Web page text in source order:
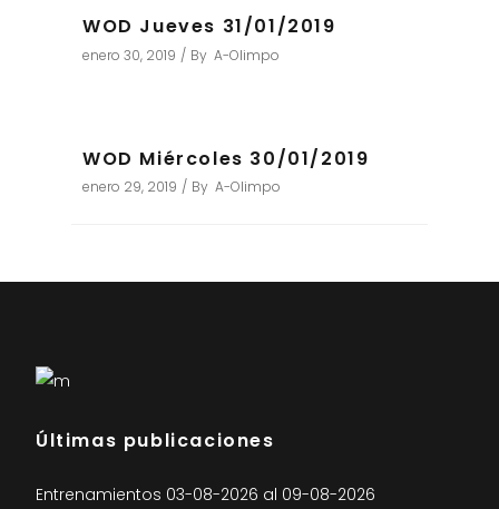
WOD Jueves 31/01/2019
enero 30, 2019 By A-Olimpo
WOD Miércoles 30/01/2019
enero 29, 2019 By A-Olimpo
Últimas publicaciones
Entrenamientos 03-08-2026 al 09-08-2026